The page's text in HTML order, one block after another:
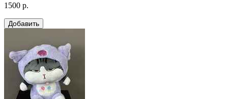
1500 р.